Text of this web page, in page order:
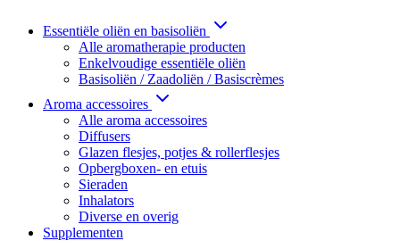
Essentiële oliën en basisoliën
Alle aromatherapie producten
Enkelvoudige essentiële oliën
Basisoliën / Zaadoliën / Basiscrèmes
Aroma accessoires
Alle aroma accessoires
Diffusers
Glazen flesjes, potjes & rollerflesjes
Opbergboxen- en etuis
Sieraden
Inhalators
Diverse en overig
Supplementen